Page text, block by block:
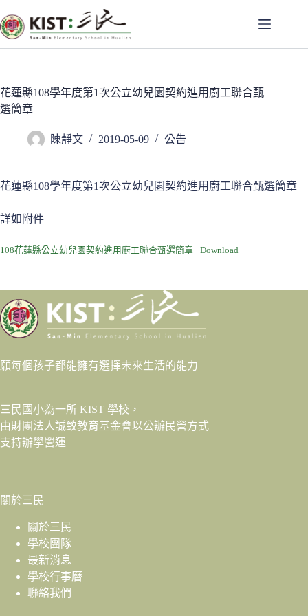
至
主
容
花蓮縣108學年度第1次公立幼兒園契約進用廚工聯合甄
選簡章
陳靜文 2019-05-09 公告
花蓮縣108學年度第1次公立幼兒園契約進用廚工聯合甄選簡章
詳如附件
108花蓮縣公立幼兒園契約進用廚工聯合甄選簡章 Download
願每個孩子都能擁有選擇未來生活的能力
三民國小為一所 KIST 學校，
由財團法人誠致教育基金會以公辦民營方式
支持辦學營運
關於三民
關於三民
學校團隊
最新消息
學校行事曆
聯絡我們